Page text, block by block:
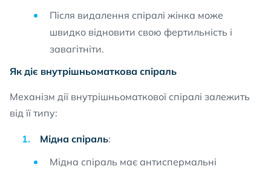
Після видалення спіралі жінка може
швидко відновити свою фертильність і
завагітніти.
Як діє внутрішньоматкова спіраль
Механізм дії внутрішньоматкової спіралі залежить
від її типу:
Мідна спіраль:
Мідна спіраль має антиспермальні